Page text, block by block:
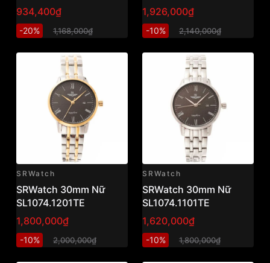
934,400₫
-20% 1,168,000₫
1,926,000₫
-10% 2,140,000₫
SRWatch
SRWatch 30mm Nữ
SL1074.1201TE
1,800,000₫
-10% 2,000,000₫
SRWatch
SRWatch 30mm Nữ
SL1074.1101TE
1,620,000₫
-10% 1,800,000₫